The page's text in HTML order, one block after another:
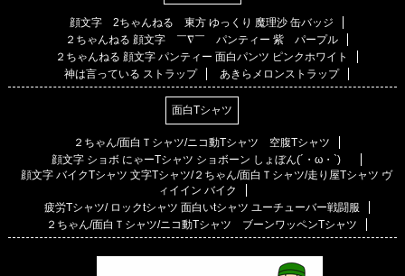
顔文字 2ちゃんねる 東方 ゆっくり 魔理沙 缶バッジ
２ちゃんねる 顔文字 ￣∇￣ パンティー 紫 パープル
２ちゃんねる 顔文字 パンティー 面白パンツ ピンクホワイト
神は言っている ストラップ
あきらメロンストラップ
面白Tシャツ
２ちゃん/面白Ｔシャツ/ニコ動Tシャツ 空腹Tシャツ
顔文字 ショボ にゃーTシャツ ショボーン しょぼん(´・ω・`)
顔文字 バイクTシャツ 文字Tシャツ/２ちゃん/面白Ｔシャツ/走り屋Tシャツ ヴ
ィイイン バイク
疲労Tシャツ/ ロックtシャツ 面白いtシャツ ユーチューバー戦闘服
２ちゃん/面白Ｔシャツ/ニコ動Tシャツ ブーンワッペンTシャツ